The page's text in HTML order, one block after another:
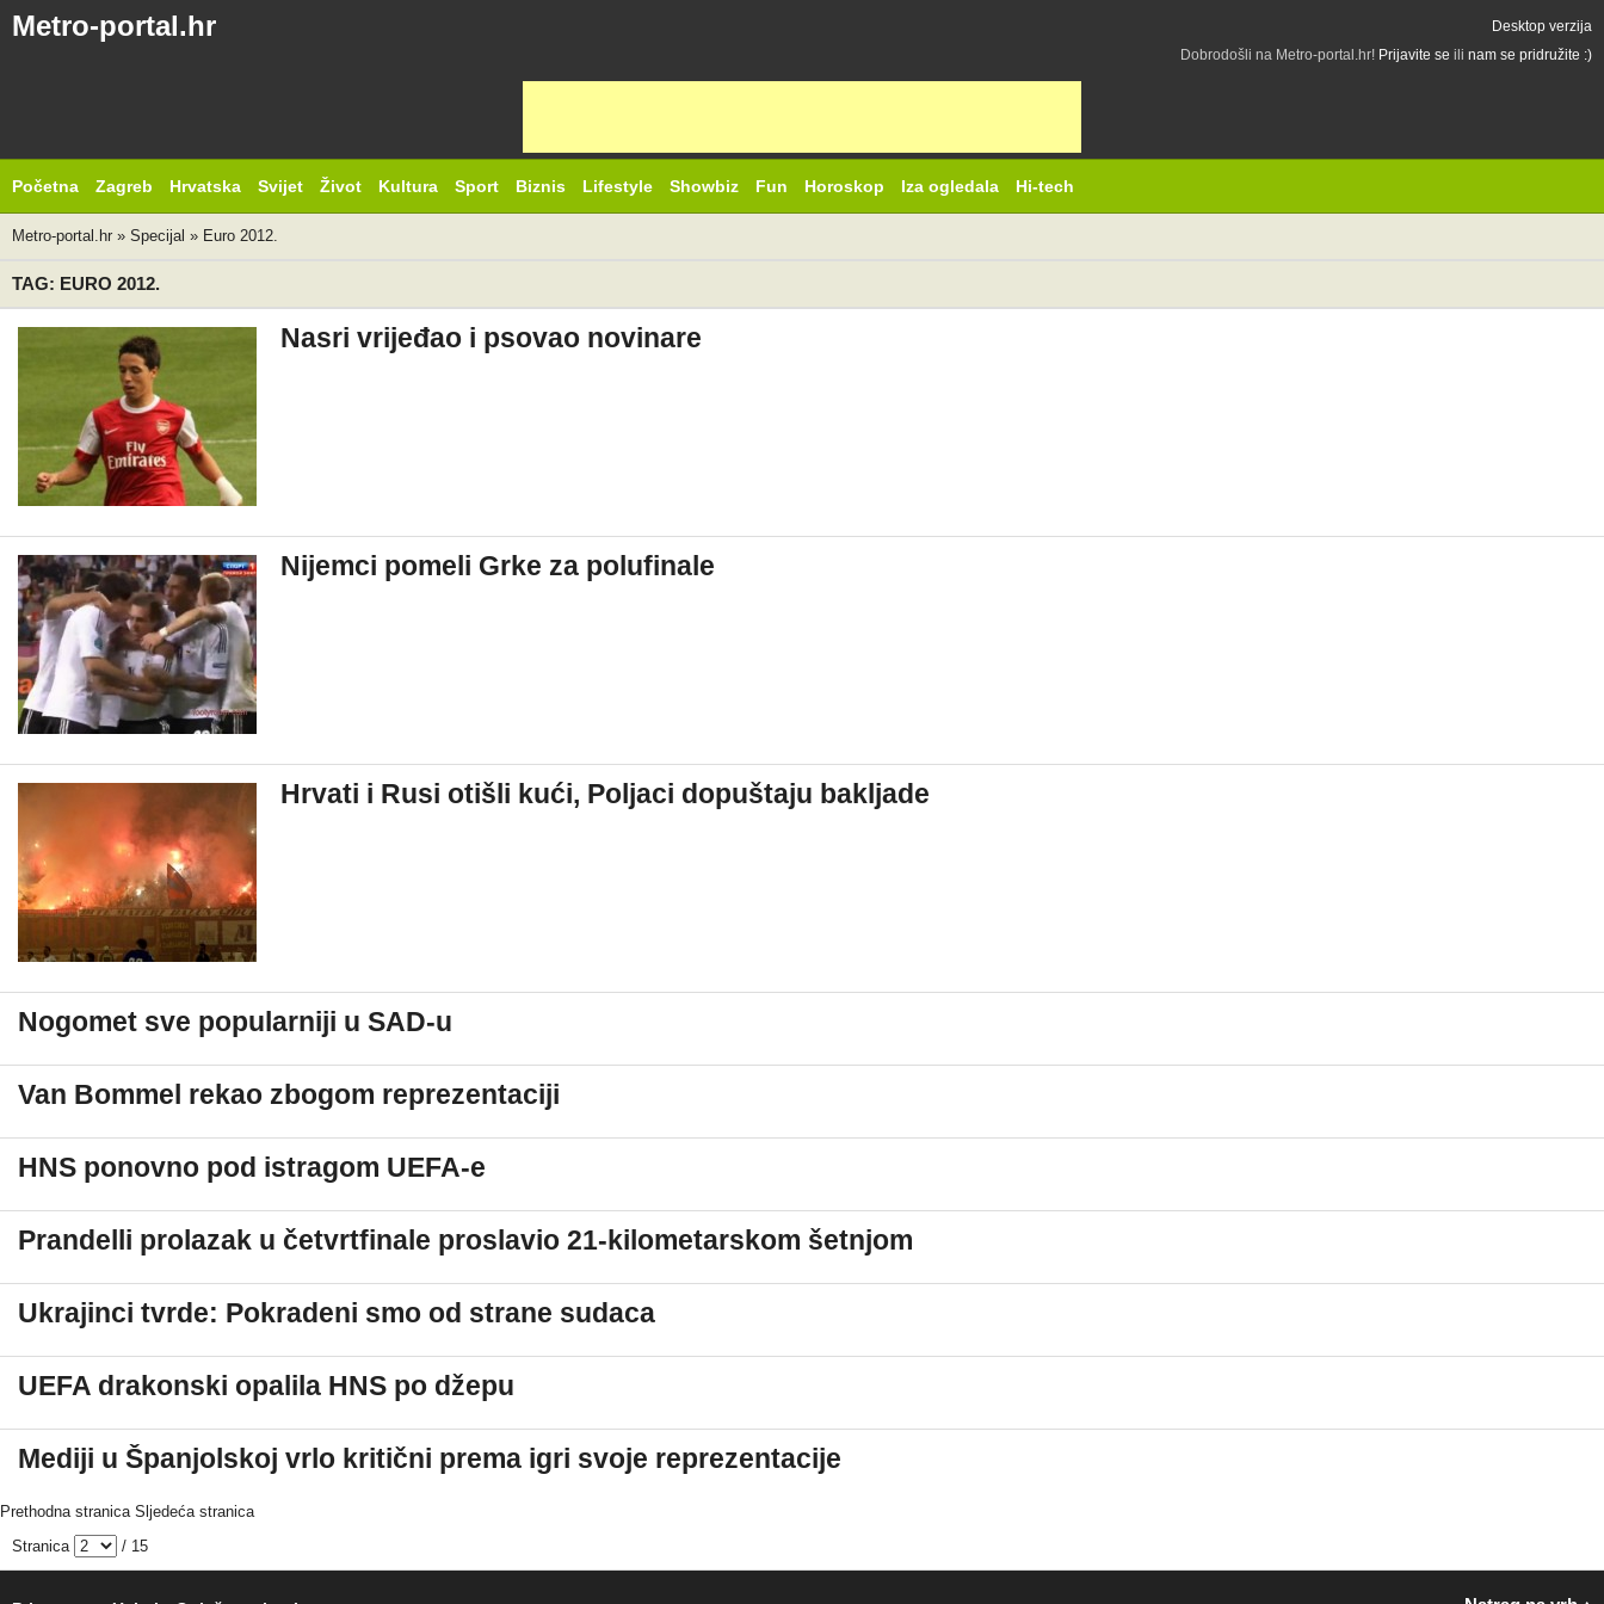
Metro-portal.hr
Desktop verzija
Dobrodošli na Metro-portal.hr! Prijavite se ili nam se pridružite :)
Početna Zagreb Hrvatska Svijet Život Kultura Sport Biznis Lifestyle Showbiz Fun Horoskop Iza ogledala Hi-tech
Metro-portal.hr » Specijal » Euro 2012.
TAG: EURO 2012.
Nasri vrijeđao i psovao novinare
Nijemci pomeli Grke za polufinale
Hrvati i Rusi otišli kući, Poljaci dopuštaju bakljade
Nogomet sve popularniji u SAD-u
Van Bommel rekao zbogom reprezentaciji
HNS ponovno pod istragom UEFA-e
Prandelli prolazak u četvrtfinale proslavio 21-kilometarskom šetnjom
Ukrajinci tvrde: Pokradeni smo od strane sudaca
UEFA drakonski opalila HNS po džepu
Mediji u Španjolskoj vrlo kritični prema igri svoje reprezentacije
Prethodna stranica Sljedeća stranica
Stranica
/ 15